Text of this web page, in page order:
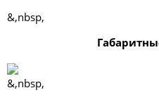
&,nbsp,
&,nbsp,